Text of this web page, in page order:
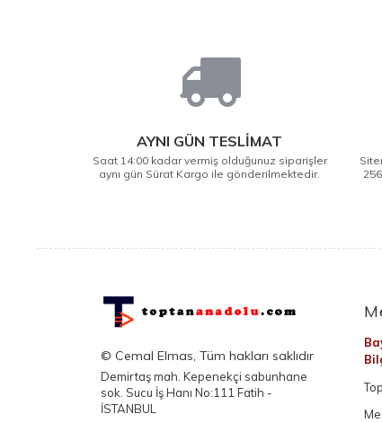
AYNI GÜN TESLİMAT
Saat 14:00 kadar vermiş olduğunuz siparişler
aynı gün Sürat Kargo ile gönderilmektedir.
© Cemal Elmas, Tüm hakları saklıdır
Demirtaş mah. Kepenekçi sabunhane
sok. Sucu İş Hanı No:111 Fatih -
İSTANBUL